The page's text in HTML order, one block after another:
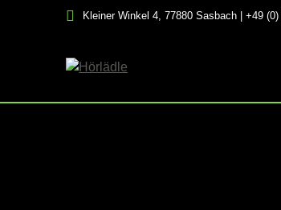
Kleiner Winkel 4, 77880 Sasbach | +49